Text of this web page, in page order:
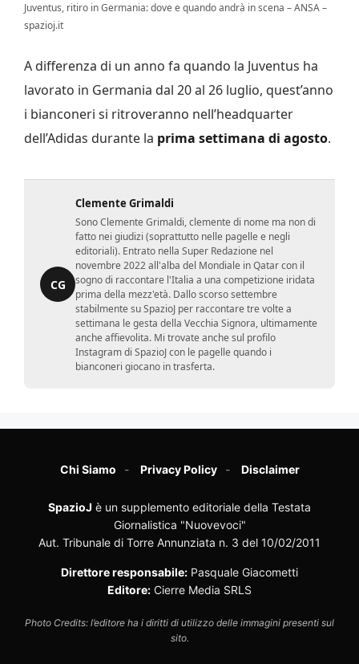
Juventus, ritiro in Germania: dove e quando andrà in scena – ANSA –
spazioj.it
A differenza di un anno fa quando la Juventus ha
lavorato in Germania dal 20 al 26 luglio, quest’anno
i bianconeri si ritroveranno nell’headquarter
dell’Adidas durante la prima settimana di agosto.
CG
Clemente Grimaldi
Sono Clemente Grimaldi, clemente di nome ma non di
fatto nei giudizi (soprattutto nelle pagelle e negli
editoriali). Entrato nella Super Redazione nel
novembre 2022 all'alba del Mondiale in Qatar con il
sogno di raccontare l'Italia a una competizione iridata
prima della mezz'età. Dallo scorso settembre
stabilmente su SpazioJ per raccontare tre volte a
settimana le gesta della Vecchia Signora, ultimamente
anche affievolita. Mi trovate anche sul profilo
Instagram di SpazioJ con le pagelle quando i
bianconeri giocano in trasferta.
Chi Siamo Privacy Policy Disclaimer
SpazioJ è un supplemento editoriale della Testata
Giornalistica "Nuovevoci"
Aut. Tribunale di Torre Annunziata n. 3 del 10/02/2011
Direttore responsabile: Pasquale Giacometti
Editore: Cierre Media SRLS
Photo Credits: l’editore ha i diritti di utilizzo delle immagini presenti sul
sito.